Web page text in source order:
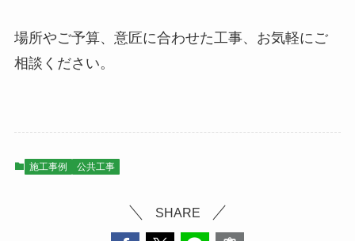
場所やご予算、意匠に合わせた工事、お気軽にご
相談ください。
施工事例 公共工事
SHARE